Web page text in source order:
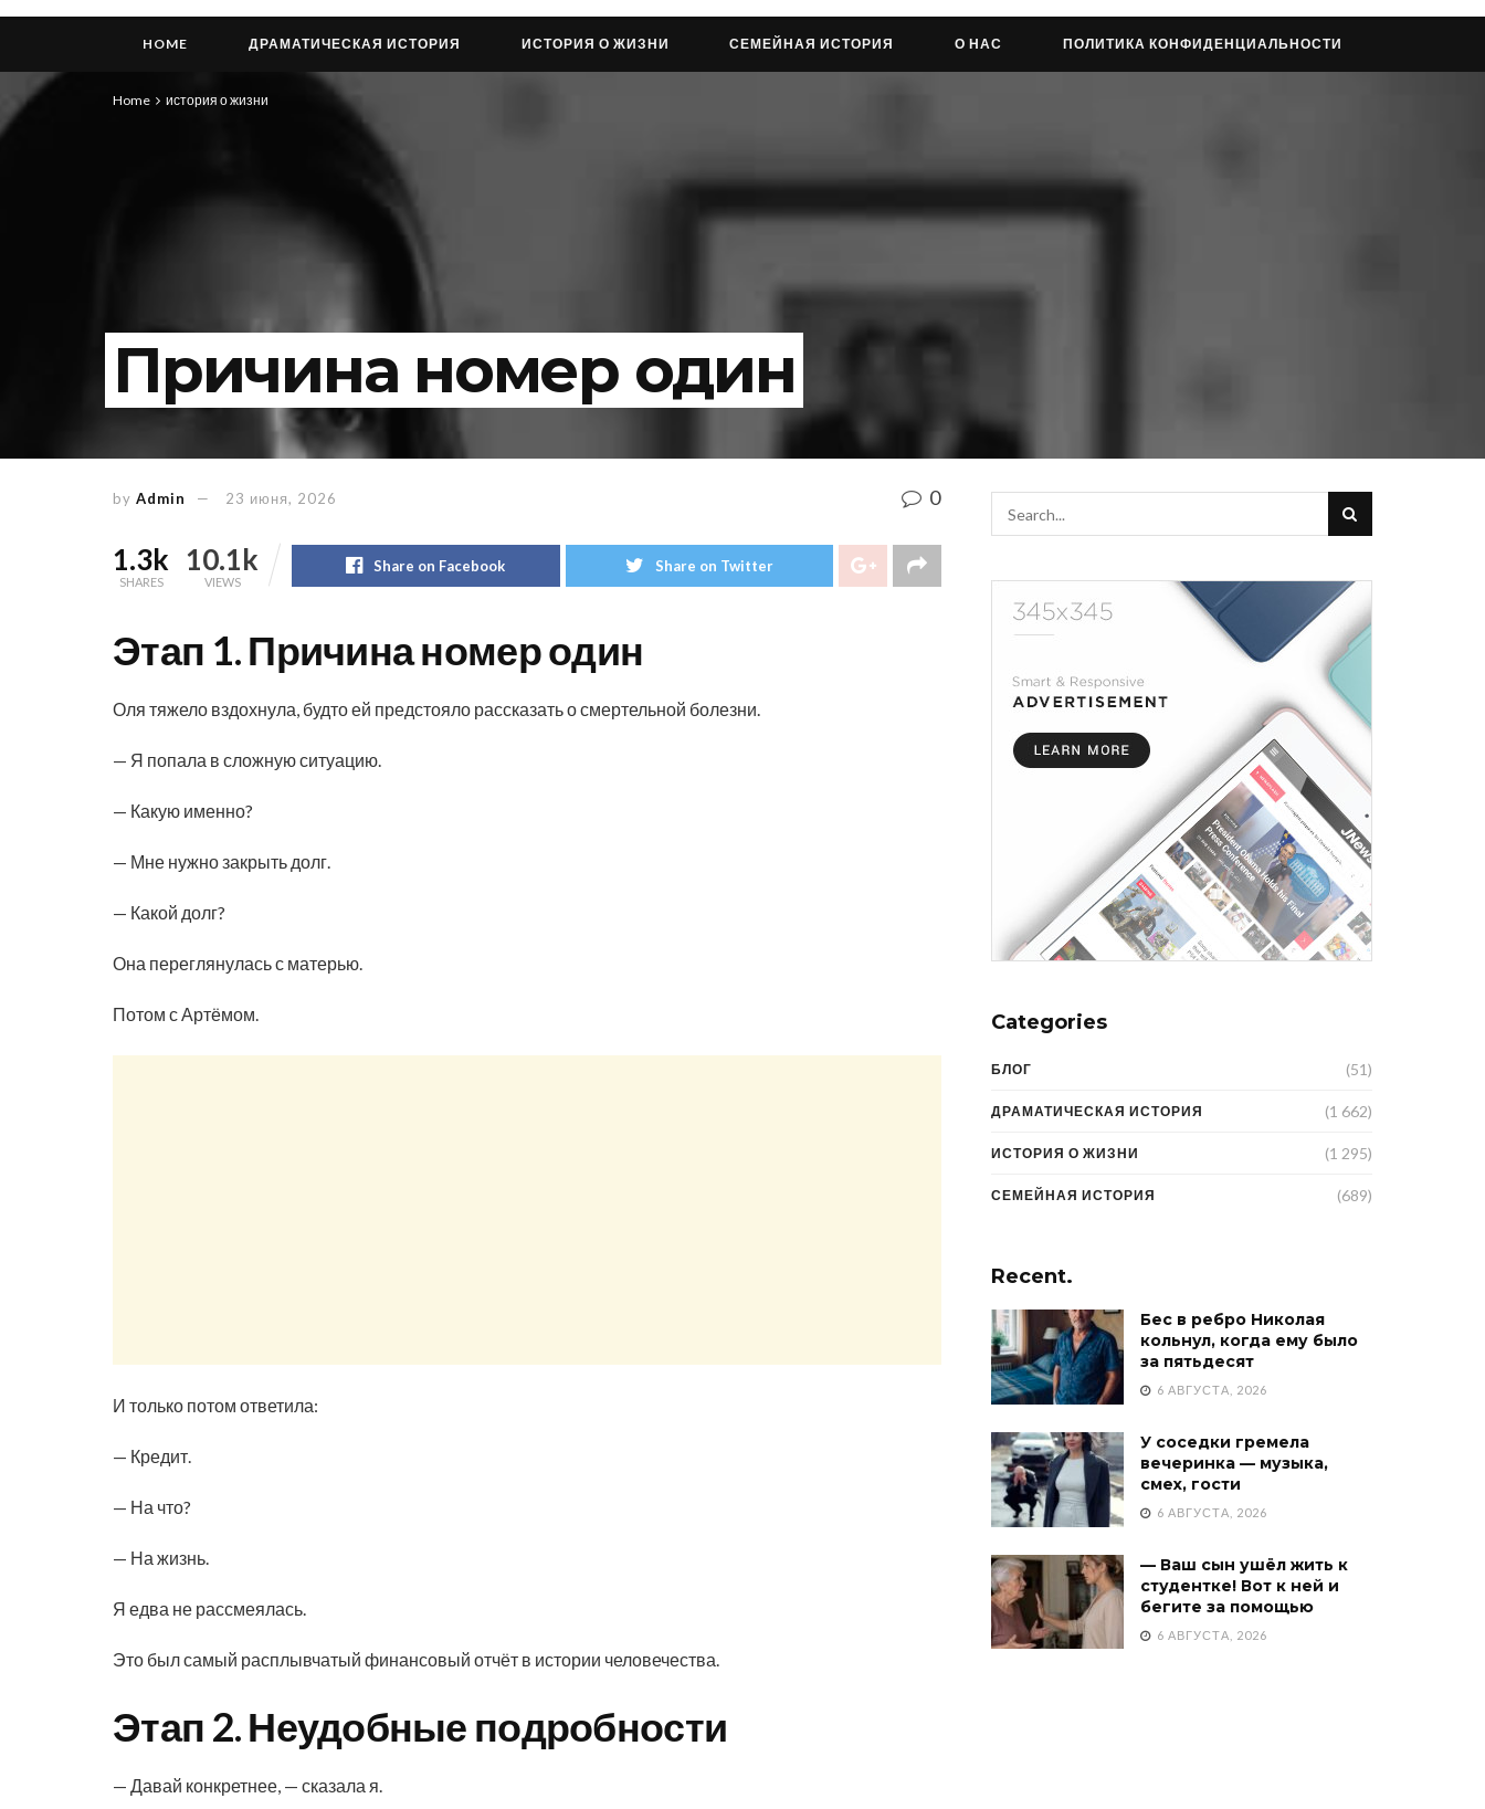
HOME ДРАМАТИЧЕСКАЯ ИСТОРИЯ ИСТОРИЯ О ЖИЗНИ СЕМЕЙНАЯ ИСТОРИЯ О НАС ПОЛИТИКА КОНФИДЕНЦИАЛЬНОСТИ
Home история о жизни
Причина номер один
by Admin 23 июня, 2026 0
1.3k
SHARES
10.1k
VIEWS
Share on Facebook Share on Twitter
Этап 1. Причина номер один
Оля тяжело вздохнула, будто ей предстояло рассказать о смертельной болезни.
— Я попала в сложную ситуацию.
— Какую именно?
— Мне нужно закрыть долг.
— Какой долг?
Она переглянулась с матерью.
Потом с Артёмом.
И только потом ответила:
— Кредит.
— На что?
— На жизнь.
Я едва не рассмеялась.
Это был самый расплывчатый финансовый отчёт в истории человечества.
Этап 2. Неудобные подробности
— Давай конкретнее, — сказала я.
Categories
БЛОГ (51)
ДРАМАТИЧЕСКАЯ ИСТОРИЯ (1 662)
ИСТОРИЯ О ЖИЗНИ (1 295)
СЕМЕЙНАЯ ИСТОРИЯ (689)
Recent.
Бес в ребро Николая
кольнул, когда ему было
за пятьдесят
6 АВГУСТА, 2026
У соседки гремела
вечеринка — музыка,
смех, гости
6 АВГУСТА, 2026
— Ваш сын ушёл жить к
студентке! Вот к ней и
бегите за помощью
6 АВГУСТА, 2026